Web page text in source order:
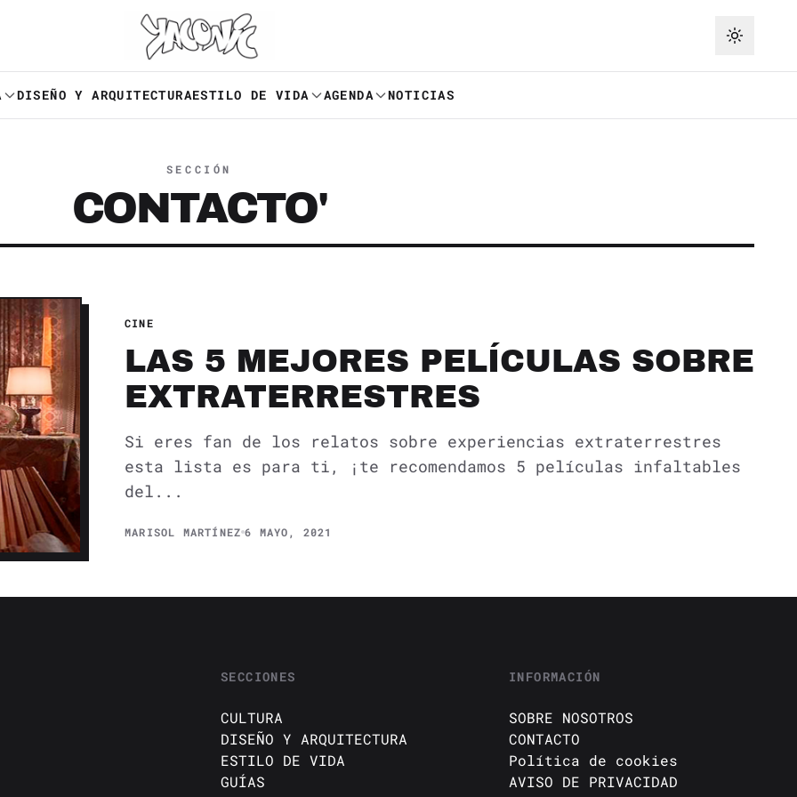
DISEÑO Y ARQUITECTURAESTILO DE VIDA AGENDA NOTICIAS
SECCIÓN
CONTACTO'
CINE
LAS 5 MEJORES PELÍCULAS SOBRE
EXTRATERRESTRES
Si eres fan de los relatos sobre experiencias extraterrestres
esta lista es para ti, ¡te recomendamos 5 películas infaltables
del...
MARISOL MARTÍNEZ 6 MAYO, 2021
SECCIONES
CULTURA
DISEÑO Y ARQUITECTURA
ESTILO DE VIDA
GUÍAS
INFORMACIÓN
SOBRE NOSOTROS
CONTACTO
Política de cookies
AVISO DE PRIVACIDAD